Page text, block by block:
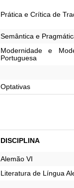
Prática e Crítica de
Semântica e
Modernidade e
Portuguesa
Optativas
DISCIPLINA
Alemão VI
Literatura de Língua